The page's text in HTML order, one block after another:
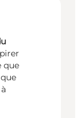
que